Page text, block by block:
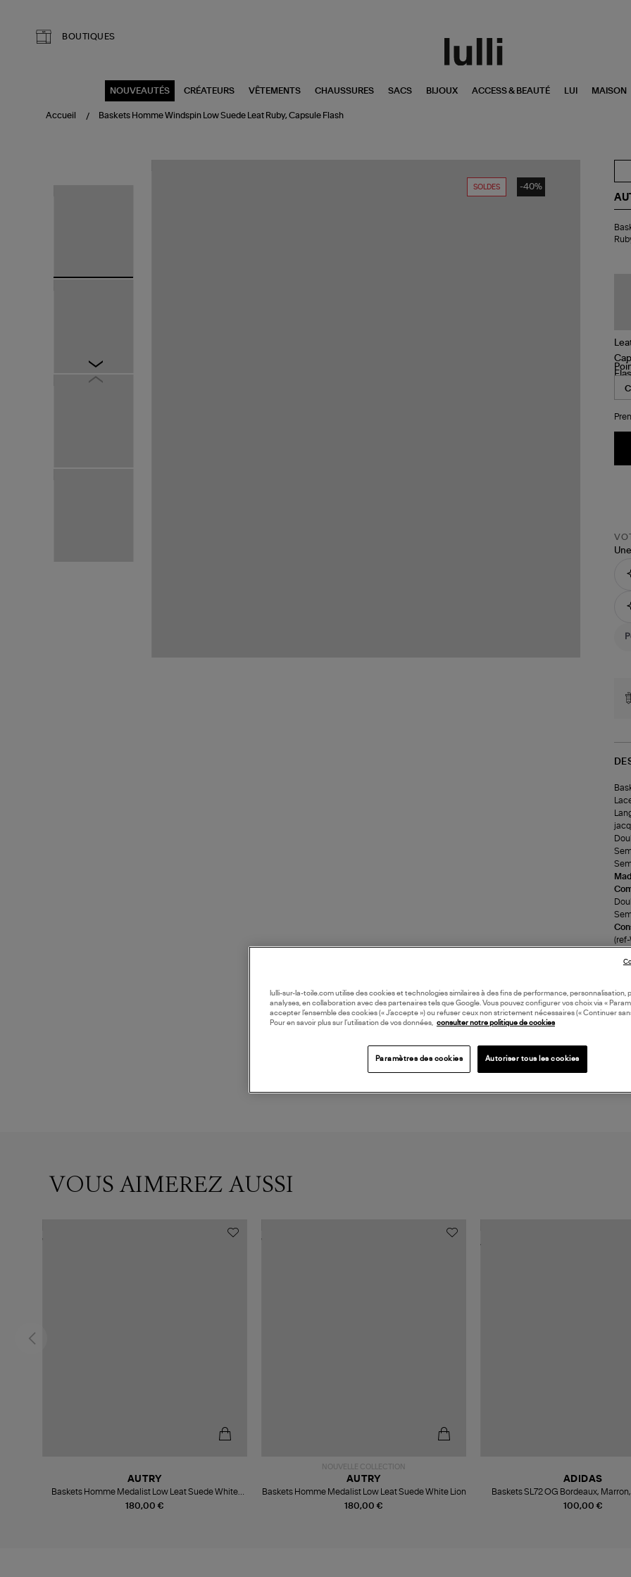
BOUTIQUES
NOUVEAUTÉS CRÉATEURS VÊTEMENTS CHAUSSURES SACS BIJOUX ACCESS & BEAUTÉ LUI MAISON
Accueil Baskets Homme Windspin Low Suede Leat Ruby, Capsule Flash
SOLDES -40%
VOUS AIMEREZ AUSSI
180,00 €
AUTRY
Baskets Homme Medalist Low Leat Suede White
Pumpkin
NOUVELLE COLLECTION
180,00 €
AUTRY
Baskets Homme Medalist Low Leat Suede White Lion
100,00 €
ADIDAS
Baskets SL72 OG Bordeaux,
lulli-sur-la-toile.com utilise des cookies et technologies similaires à des fins de performance, personnalisation,
analyses, en collaboration avec des partenaires tels que Google. Vous pouvez configurer vos choix via «
accepter l’ensemble des cookies (« J’accepte ») ou refuser ceux non strictement nécessaires (« Continuer
Pour en savoir plus sur l’utilisation de vos données, consulter notre politique de cookies
Paramètres des cookies Autoriser tous les cookies